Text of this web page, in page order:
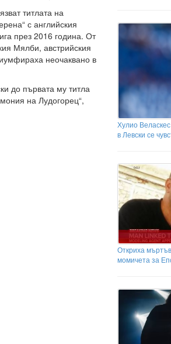
титлата на
с английския
през 2016 година. От
Мялби, австрийския
неочаквано в
до първата му титла
на Лудогорец“,
Хулио
в Левски се
Откриха
момичета за